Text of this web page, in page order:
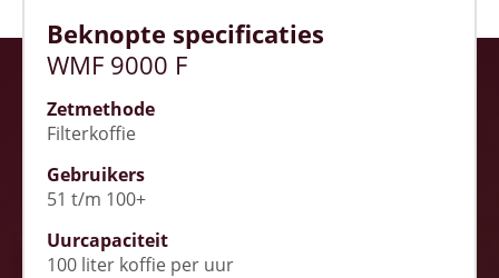
Beknopte specificaties
WMF 9000 F
Zetmethode
Filterkoffie
Gebruikers
51 t/m 100+
Uurcapaciteit
100 liter koffie per uur